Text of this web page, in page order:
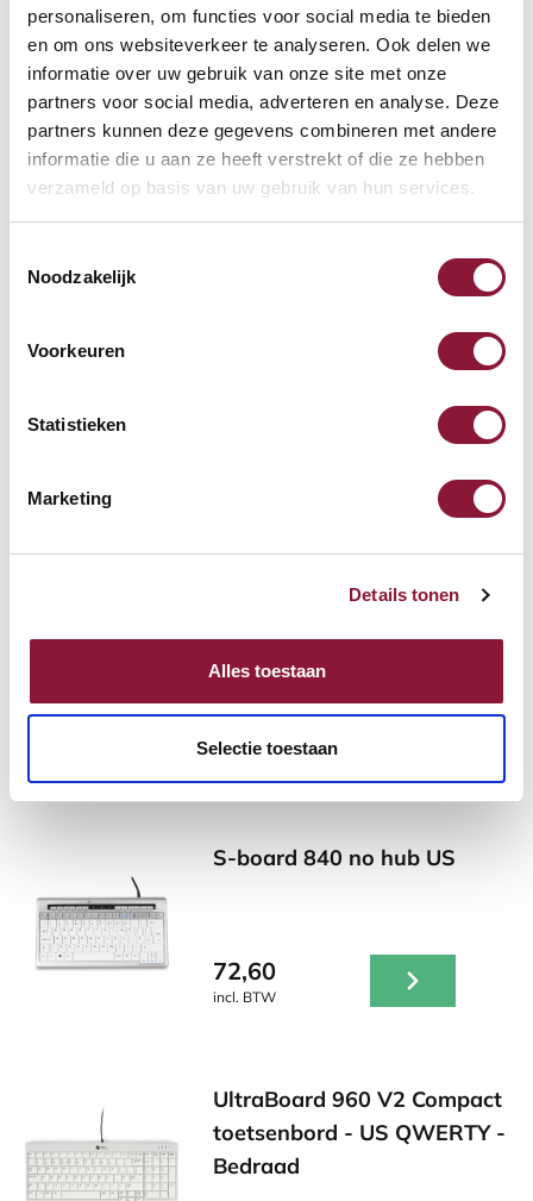
personaliseren, om functies voor social media te bieden
en om ons websiteverkeer te analyseren. Ook delen we
informatie over uw gebruik van onze site met onze
partners voor social media, adverteren en analyse. Deze
partners kunnen deze gegevens combineren met andere
informatie die u aan ze heeft verstrekt of die ze hebben
verzameld op basis van uw gebruik van hun services.
Noodzakelijk
Voorkeuren
Statistieken
Marketing
Details tonen
Alles toestaan
Selectie toestaan
rechtshandig bedraad grijs
zilver
120,99 92,14
incl. BTW
Toetsenbord polssteun met
Andere producten die mogelijk iets
voor je zijn!
S-board 840 no hub US
72,60
incl. BTW
UltraBoard 960 V2 Compact
toetsenbord - US QWERTY -
Bedraad